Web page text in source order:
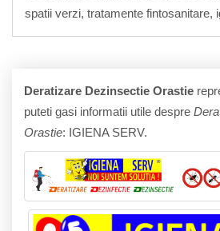
spatii verzi, tratamente fintosanitare,
Deratizare Dezinsectie Orastie
puteti gasi informatii utile despre
Orastie: IGIENA SERV.